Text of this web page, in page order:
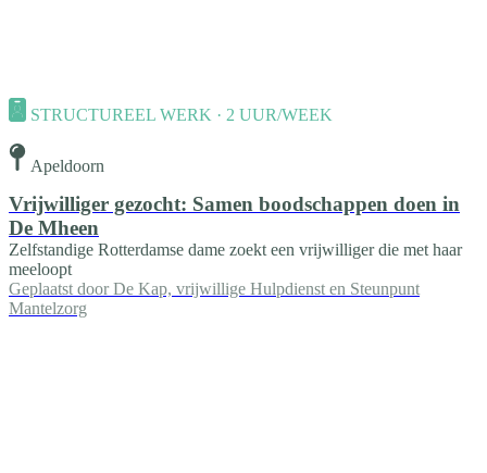
STRUCTUREEL WERK · 2 UUR/WEEK
Apeldoorn
Vrijwilliger gezocht: Samen boodschappen doen in
De Mheen
Zelfstandige Rotterdamse dame zoekt een vrijwilliger die met haar
meeloopt
Geplaatst door De Kap, vrijwillige Hulpdienst en Steunpunt
Mantelzorg